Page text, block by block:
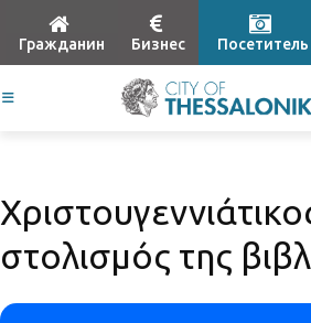
Гражданин Бизнес Посетитель
στολισμός της